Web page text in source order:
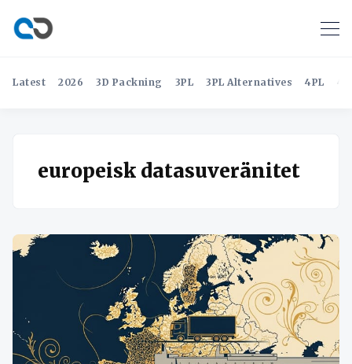
Latest 2026 3D Packning 3PL 3PL Alternatives 4PL
europeisk datasuveränitet